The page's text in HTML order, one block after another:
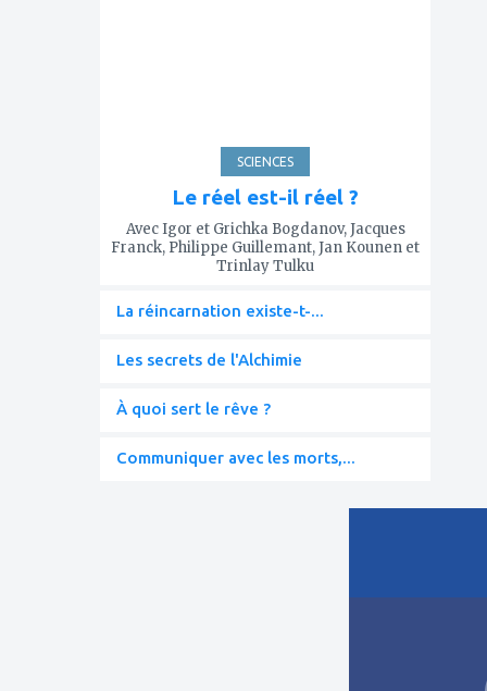
SCIENCES
Le réel est-il réel ?
Avec Igor et Grichka Bogdanov, Jacques
Franck, Philippe Guillemant, Jan Kounen et
Trinlay Tulku
La réincarnation existe-t-...
Les secrets de l'Alchimie
À quoi sert le rêve ?
Communiquer avec les morts,...